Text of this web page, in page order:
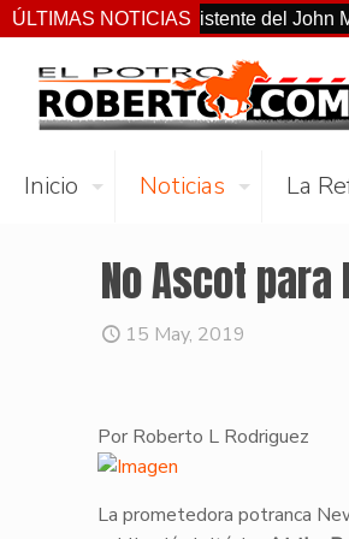
ÚLTIMAS NOTICIAS
el más consistente del John Morrissey
Inicio Noticias La
No Ascot
15 May, 2019
Por Roberto L Rodriguez
​La prometedora potranca